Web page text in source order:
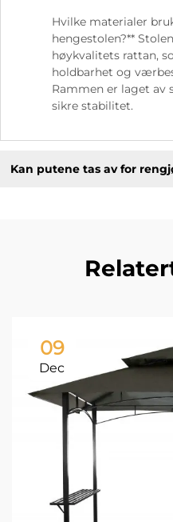
Hvilke materialer
hengestolen?**
høykvalitets rattan,
holdbarhet og
Rammen er laget av
sikre stabilitet.
Kan putene tas av for
09
Dec